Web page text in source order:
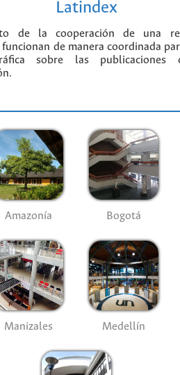
Latindex
de la cooperación de una
de manera coordinada
sobre las publicaciones
Amazonía Bogotá
Manizales Medellín